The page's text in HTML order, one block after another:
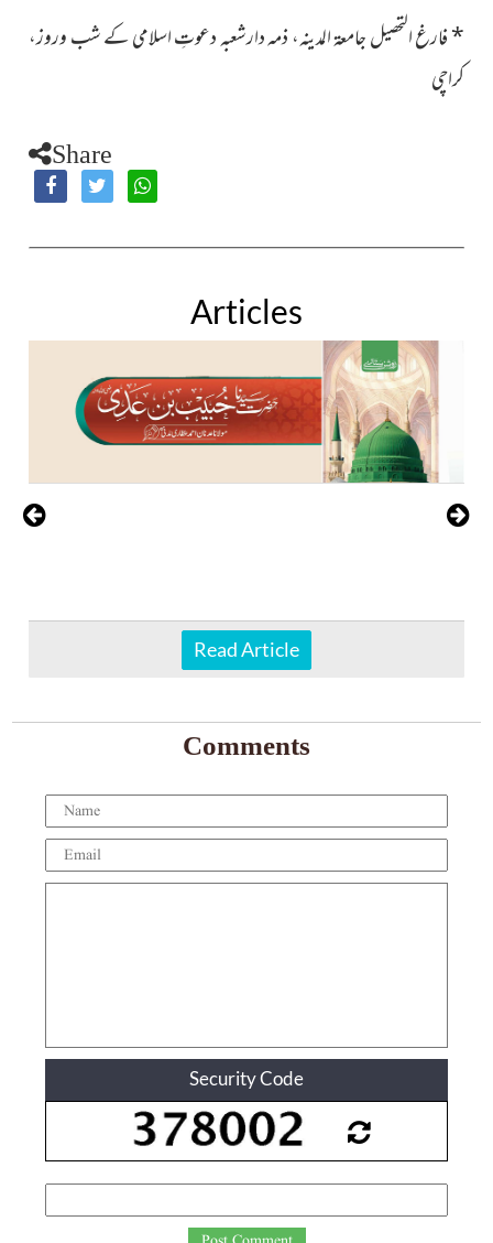
*فارغ التحصیل جامعۃ المدینہ،ذمہ دارشعبہ دعوتِ اسلامی کے شب وروز،
کراچی
Share
Articles
Read Article
Comments
Security Code